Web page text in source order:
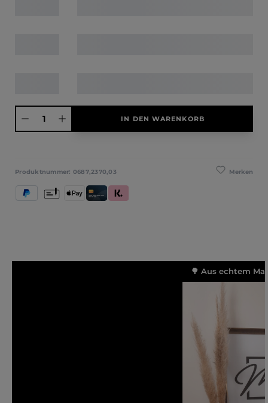
IN DEN WARENKORB
Merken
Produktnummer: 0687,2370,03
PayPal Apple PayKredit- und Debitkarte
Klarna (Rechnung / Ratenkauf / Sofort)
Vorkasse
🌳 Aus echtem